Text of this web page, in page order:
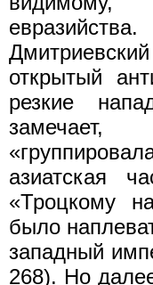
открытый
резкие
азиатская
«Троцкому
было
западный
268). Но